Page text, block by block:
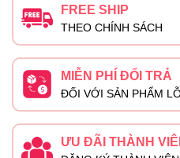
FREE SHIP
THEO CHÍNH SÁCH
MIỄN PHÍ ĐỔI TRẢ
ĐỐI VỚI SẢN PHẨM
ƯU ĐÃI THÀNH